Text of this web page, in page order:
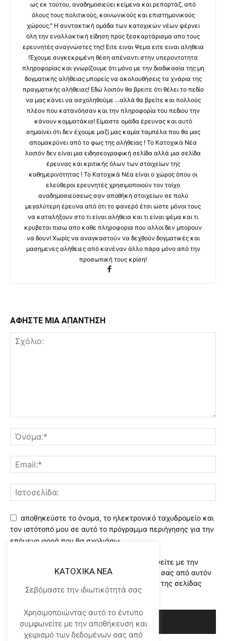
ως εκ τούτου, αναδημοσιεύει κείμενα και ρεπορτάζ, από
όλους τους πολιτικούς, κοινωνικούς και επιστημονικούς
χώρους." Η συντακτική ομάδα των κατοχικών νέων φέρνει
όλη την εναλλακτική είδηση προς ξεσκαρτάρισμα απο τους
ερευνητές αναγνώστες της! Ειτε ειναι Ψεμα ειτε ειναι αληθεια
!Έχουμε συγκεκριμένη θέση απέναντι στην υπεροντοτητα
πληροφορίας και γνωρίζουμε ότι μόνο με την διαδικασία της μη
δογματικής αλήθειας μπορείς να ακολουθήσεις τα χνάρια της
πραγματικής αλήθειας! Εδώ λοιπόν θα βρειτε ότι θέλει το πεδίο
να μας κάνει να ασχοληθούμε ...αλλά θα βρείτε και πολλούς
πλέον που κατανόησαν και την πληροφορία του πεδιου την
κάνουν κομματάκια! Είμαστε ομάδα έρευνας και αυτό
σημαίνει ότι δεν έχουμε μαζί μας καμία ταμπέλα που θα μας
απομακρύνει από το φως της αλήθειας ! Το Κατοχικά Νέα
λοιπόν δεν είναι μια ειδησεογραφική σελίδα αλλά μια σελίδα
έρευνας και κριτικής όλων των στοιχείων της
καθημερινότητας ! Το Κατοχικά Νέα είναι ο χώρος όπου οι
ελεύθεροι ερευνητές χρησιμοποιούν τον τοίχο
αναδημοσιεύσεως σαν αποθήκη στοιχείων σε πολύ
μεγαλύτερη έρευνα από ότι το φανερό έτσι ώστε μόνοι τους
να καταλήξουν στο τι είναι αλήθεια και τι είναι ψέμα και τι
κρυβεται πισω απο καθε πληροφορια που αλλοι δεν μπορουν
να δουν! Χωρίς να αναγκαστούν να δεχθούν δογματικές και
μασημενες αλήθειες από κανέναν άλλο πάρα μόνο από την
προσωπική τους κρίση!
ΑΦΗΣΤΕ ΜΙΑ ΑΠΑΝΤΗΣΗ
αποθηκεύστε το όνομα, το ηλεκτρονικό ταχυδρομείο και
τον ιστότοπό μου σε αυτό το πρόγραμμα περιήγησης για την
επόμενη φορά που θα σχολιάσω.
Χρησιμοποιώντας αυτό το έντυπο συμφωνείτε με την
αποθήκευση και χειρισμό των δεδομένων σας από αυτόν
τον ιστότοπο..Διαβάστε του ορους χρήσης της σελίδας
μας*
KATOXIKA NEA
Σεβόμαστε την ιδιωτικότητά σας
Χρησιμοποιώντας αυτό το έντυπο
συμφωνείτε με την αποθήκευση και
χειρισμό των δεδομένων σας από